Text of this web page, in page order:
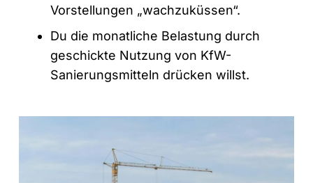
Vorstellungen „wachzuküssen“.
Du die monatliche Belastung durch
geschickte Nutzung von KfW-
Sanierungsmitteln drücken willst.